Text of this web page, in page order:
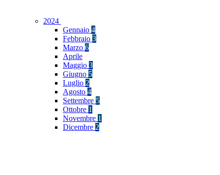
2024
Gennaio 4
Febbraio 3
Marzo 6
Aprile
Maggio 3
Giugno 5
Luglio 2
Agosto 4
Settembre 5
Ottobre 1
Novembre 1
Dicembre 2